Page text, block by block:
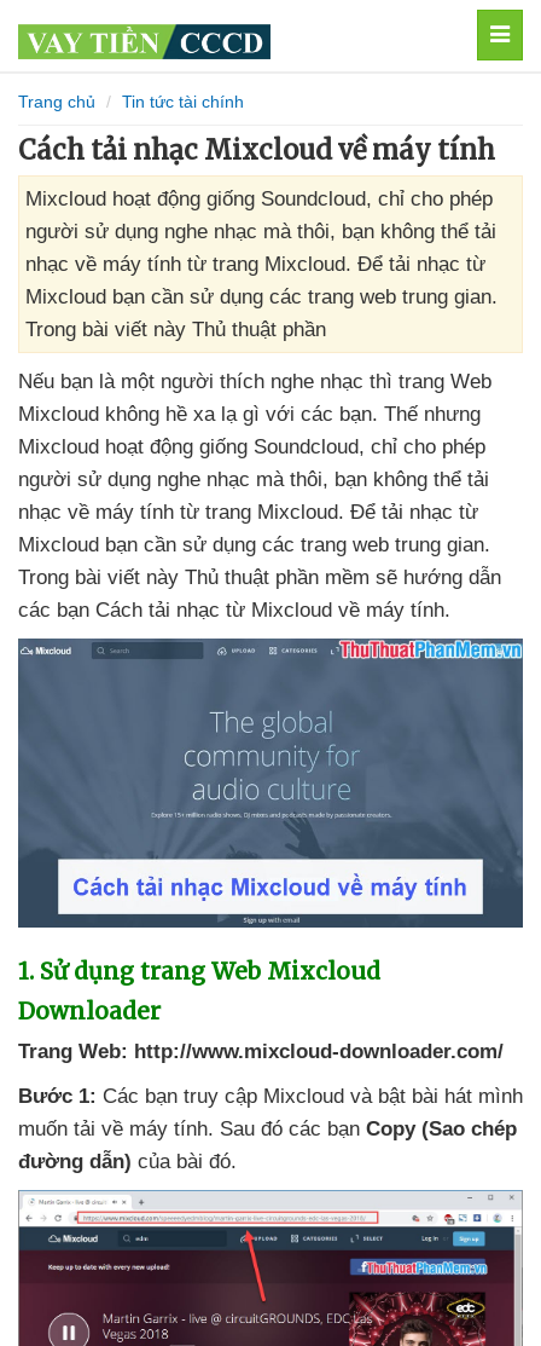
Trang chủ Tin tức tài chính
Cách tải nhạc Mixcloud về máy tính
Mixcloud hoạt động giống Soundcloud, chỉ cho phép
người sử dụng nghe nhạc mà thôi, bạn không thể tải
nhạc về máy tính từ trang Mixcloud. Để tải nhạc từ
Mixcloud bạn cần sử dụng các trang web trung gian.
Trong bài viết này Thủ thuật phần
Nếu bạn là một người thích nghe nhạc thì trang Web
Mixcloud không hề xa lạ gì với các bạn. Thế nhưng
Mixcloud hoạt động giống Soundcloud, chỉ cho phép
người sử dụng nghe nhạc mà thôi, bạn không thể tải
nhạc về máy tính từ trang Mixcloud. Để tải nhạc từ
Mixcloud bạn cần sử dụng các trang web trung gian.
Trong bài viết này Thủ thuật phần mềm sẽ hướng dẫn
các bạn Cách tải nhạc từ Mixcloud về máy tính.
1. Sử dụng trang Web Mixcloud
Downloader
Trang Web: http://www.mixcloud-downloader.com/
Bước 1: Các bạn truy cập Mixcloud và bật bài hát mình
muốn tải về máy tính. Sau đó các bạn Copy (Sao chép
đường dẫn) của bài đó.